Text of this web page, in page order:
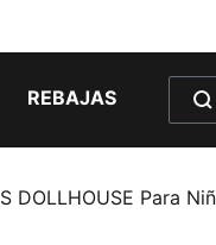
REBAJAS
DOLLHOUSE Para